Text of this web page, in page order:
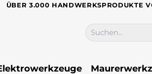
ÜBER 3.000 HANDWERKSPRODUKTE
Suchen
nach: